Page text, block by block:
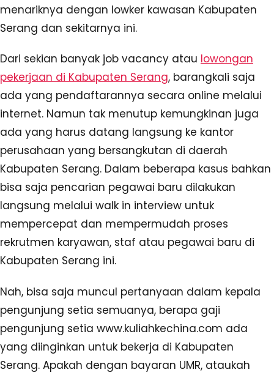
menariknya dengan lowker kawasan Kabupaten
Serang dan sekitarnya ini.
Dari sekian banyak job vacancy atau lowongan
pekerjaan di Kabupaten Serang, barangkali saja
ada yang pendaftarannya secara online melalui
internet. Namun tak menutup kemungkinan juga
ada yang harus datang langsung ke kantor
perusahaan yang bersangkutan di daerah
Kabupaten Serang. Dalam beberapa kasus bahkan
bisa saja pencarian pegawai baru dilakukan
langsung melalui walk in interview untuk
mempercepat dan mempermudah proses
rekrutmen karyawan, staf atau pegawai baru di
Kabupaten Serang ini.
Nah, bisa saja muncul pertanyaan dalam kepala
pengunjung setia semuanya, berapa gaji
pengunjung setia www.kuliahkechina.com ada
yang diinginkan untuk bekerja di Kabupaten
Serang. Apakah dengan bayaran UMR, ataukah